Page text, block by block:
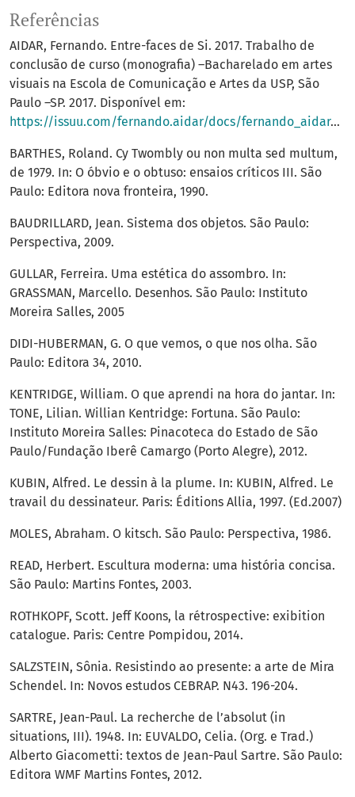
Referências
AIDAR, Fernando. Entre-faces de Si. 2017. Trabalho de
conclusão de curso (monografia) –Bacharelado em artes
visuais na Escola de Comunicação e Artes da USP, São
Paulo –SP. 2017. Disponível em:
https://issuu.com/fernando.aidar/docs/fernando_aidar_tcc_vers__o_digital
BARTHES, Roland. Cy Twombly ou non multa sed multum,
de 1979. In: O óbvio e o obtuso: ensaios críticos III. São
Paulo: Editora nova fronteira, 1990.
BAUDRILLARD, Jean. Sistema dos objetos. São Paulo:
Perspectiva, 2009.
GULLAR, Ferreira. Uma estética do assombro. In:
GRASSMAN, Marcello. Desenhos. São Paulo: Instituto
Moreira Salles, 2005
DIDI-HUBERMAN, G. O que vemos, o que nos olha. São
Paulo: Editora 34, 2010.
KENTRIDGE, William. O que aprendi na hora do jantar. In:
TONE, Lilian. Willian Kentridge: Fortuna. São Paulo:
Instituto Moreira Salles: Pinacoteca do Estado de São
Paulo/Fundação Iberê Camargo (Porto Alegre), 2012.
KUBIN, Alfred. Le dessin à la plume. In: KUBIN, Alfred. Le
travail du dessinateur. Paris: Éditions Allia, 1997. (Ed.2007)
MOLES, Abraham. O kitsch. São Paulo: Perspectiva, 1986.
READ, Herbert. Escultura moderna: uma história concisa.
São Paulo: Martins Fontes, 2003.
ROTHKOPF, Scott. Jeff Koons, la rétrospective: exibition
catalogue. Paris: Centre Pompidou, 2014.
SALZSTEIN, Sônia. Resistindo ao presente: a arte de Mira
Schendel. In: Novos estudos CEBRAP. N43. 196-204.
SARTRE, Jean-Paul. La recherche de l’absolut (in
situations, III). 1948. In: EUVALDO, Celia. (Org. e Trad.)
Alberto Giacometti: textos de Jean-Paul Sartre. São Paulo:
Editora WMF Martins Fontes, 2012.